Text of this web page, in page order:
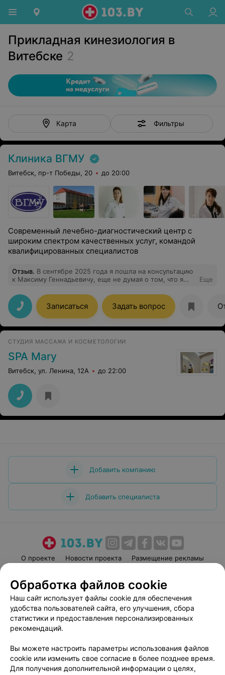
Прикладная кинезиология в
Витебске 2
Карта Фильтры
Клиника ВГМУ
Витебск, пр-т Победы, 20 до 20:00
Современный лечебно-диагностический центр с
широким спектром качественных услуг, командой
квалифицированных специалистов
Отзыв. В сентябре 2025 года я пошла на консультацию
к Максиму Геннадьевичу, еще не думая о том, что я
маммопластику) Сказать, что я очень довольна
выбором врача, это не сказать ничего. Начиная с той
самой первой консультации и заканчивая операцией.
Все было прекрасно. Операция сложная, было
страшно, но это того стоило. Результатом я очень
гармонично и эстетично смотреться. Еще раз выражаю
огромную благодарность Максиму Геннадьевичу за
отзывчивость, профессионализм, врачебную этику,
доброту и прекрасное отношение к пациентам! Стоит
отметить и стоимость, она меня приятно удивила. Кто
еще сомневается, не сомневайтесь, нужно
обязательно делать!
Еще
Записаться Задать вопрос
СТУДИЯ МАССАЖА И КОСМЕТОЛОГИИ
SPA Mary
Витебск, ул. Ленина, 12А до 22:00
Добавить компанию
Добавить специалиста
О проекте Новости проекта
Размещение рекламы
Пользовательское соглашение
Способы оплаты
Вакансии
Партнеры
Написать руководителю 103.by
Обработка персональных данных
Обработка файлов cookie
Наш сайт использует файлы cookie для обеспечения
удобства пользователей сайта, его улучшения, сбора
статистики и предоставления персонализированных
рекомендаций.
Вы можете настроить параметры использования файлов
cookie или изменить свое согласие в более позднее время.
Для получения дополнительной информации о целях,